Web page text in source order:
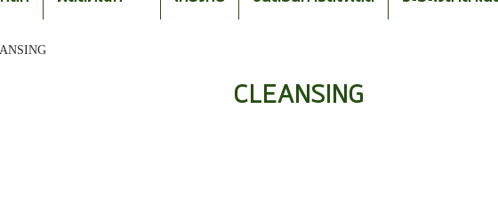
CLEANSING